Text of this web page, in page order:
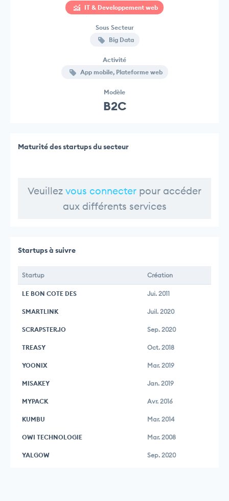
IT & Developpement web
Sous Secteur
Big Data
Activité
App mobile, Plateforme web
Modèle
B2C
Maturité des startups du secteur
Veuillez vous connecter pour accéder
aux différents services
Startups à suivre
Startup Création
LE BON COTE DES Jui. 2011
SMARTLINK Juil. 2020
SCRAPSTER.IO Sep. 2020
TREASY Oct. 2018
YOONIX Mar. 2019
MISAKEY Jan. 2019
MYPACK Avr. 2016
KUMBU Mar. 2014
OWI TECHNOLOGIE Mar. 2008
YALGOW Sep. 2020